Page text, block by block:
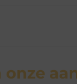
onze